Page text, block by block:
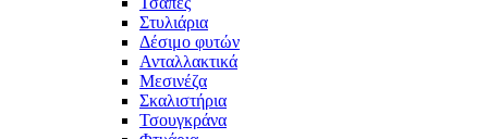
Στυλιάρια
Δέσιμο φυτών
Ανταλλακτικά
Μεσινέζα
Σκαλιστήρια
Τσουγκράνα